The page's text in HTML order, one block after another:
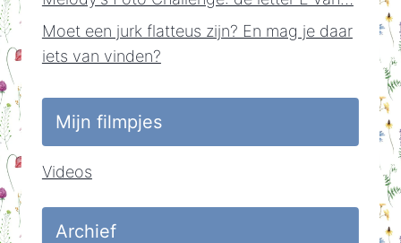
Moet een jurk flatteus zijn? En mag je daar
iets van vinden?
Mijn filmpjes
Videos
Archief